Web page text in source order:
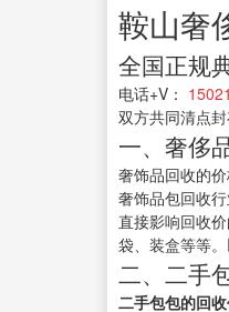
鞍山奢
全国正规
电话+V：
双方共同清点
一、奢侈
奢饰品回收的
奢饰品包回收
直接影响回收
袋、装盒等等
二、二手
二手包包的回收